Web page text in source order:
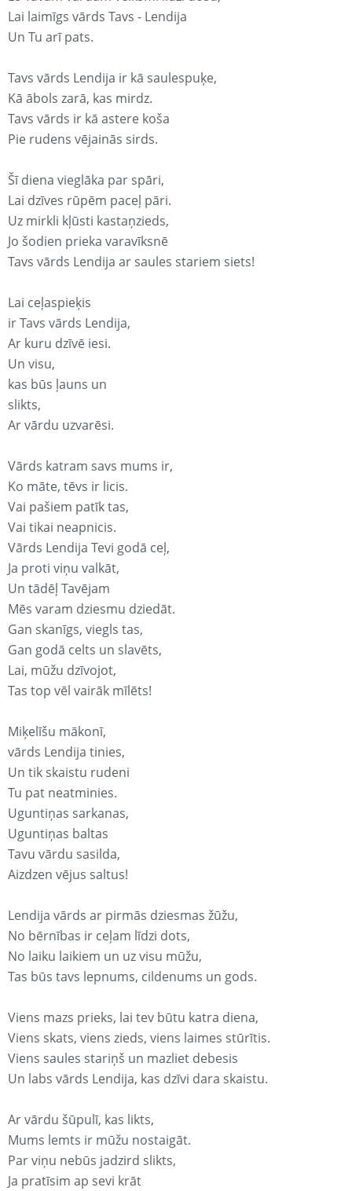
Lai laimīgs vārds Tavs - Lendija
Un Tu arī pats.
Tavs vārds Lendija ir kā saulespuķe,
Kā ābols zarā, kas mirdz.
Tavs vārds ir kā astere koša
Pie rudens vējainās sirds.
Šī diena vieglāka par spāri,
Lai dzīves rūpēm paceļ pāri.
Uz mirkli kļūsti kastaņzieds,
Jo šodien prieka varavīksnē
Tavs vārds Lendija ar saules stariem siets!
Lai ceļaspieķis
ir Tavs vārds Lendija,
Ar kuru dzīvē iesi.
Un visu,
kas būs ļauns un
slikts,
Ar vārdu uzvarēsi.
Vārds katram savs mums ir,
Ko māte, tēvs ir licis.
Vai pašiem patīk tas,
Vai tikai neapnicis.
Vārds Lendija Tevi godā ceļ,
Ja proti viņu valkāt,
Un tādēļ Tavējam
Mēs varam dziesmu dziedāt.
Gan skanīgs, viegls tas,
Gan godā celts un slavēts,
Lai, mūžu dzīvojot,
Tas top vēl vairāk mīlēts!
Miķelīšu mākonī,
vārds Lendija tinies,
Un tik skaistu rudeni
Tu pat neatminies.
Uguntiņas sarkanas,
Uguntiņas baltas
Tavu vārdu sasilda,
Aizdzen vējus saltus!
Lendija vārds ar pirmās dziesmas žūžu,
No bērnības ir ceļam līdzi dots,
No laiku laikiem un uz visu mūžu,
Tas būs tavs lepnums, cildenums un gods.
Viens mazs prieks, lai tev būtu katra diena,
Viens skats, viens zieds, viens laimes stūrītis.
Viens saules stariņš un mazliet debesis
Un labs vārds Lendija, kas dzīvi dara skaistu.
Ar vārdu šūpulī, kas likts,
Mums lemts ir mūžu nostaigāt.
Par viņu nebūs jadzird slikts,
Ja pratīsim ap sevi krāt